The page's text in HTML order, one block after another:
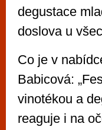
degustace
doslova u
Co je v
Babicová:
vinotékou a
reaguje i na